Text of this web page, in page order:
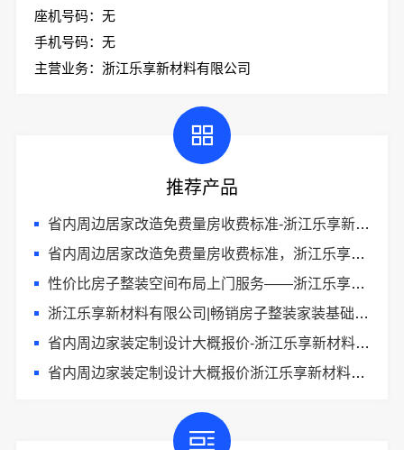
座机号码：无
手机号码：无
主营业务：浙江乐享新材料有限公司
推荐产品
省内周边居家改造免费量房收费标准-浙江乐享新材料
省内周边居家改造免费量房收费标准，浙江乐享新材料有限公司
性价比房子整装空间布局上门服务——浙江乐享新材料有限公司
浙江乐享新材料有限公司|畅销房子整装家装基础工程上门服务
省内周边家装定制设计大概报价-浙江乐享新材料有限公司
省内周边家装定制设计大概报价浙江乐享新材料有限公司本地整装优选公司